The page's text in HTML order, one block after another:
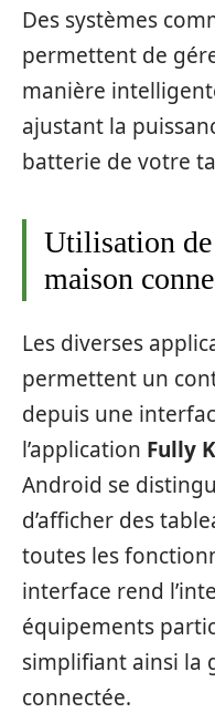
Des systèmes
permettent de
manière
ajustant la
batterie de votre
Utilisation de
maison
Les diverses
permettent un
depuis une
l’application Fully
Android se
d’afficher des
toutes les
interface rend
équipements
simplifiant ainsi la
connectée.